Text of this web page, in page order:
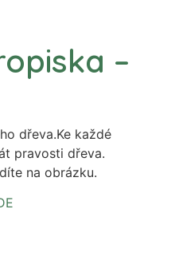
–
dřeva.Ke každé
pravosti dřeva.
na obrázku.